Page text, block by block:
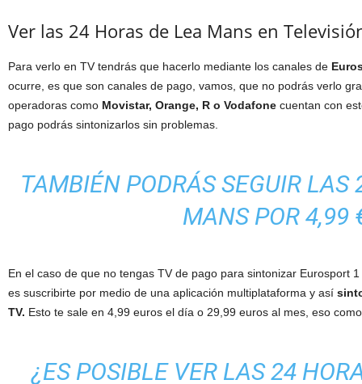
Ver las 24 Horas de Lea Mans en
Para verlo en TV tendrás que hacerlo mediante los canales de
ocurre, es que son canales de pago, vamos, que no podrás verlo
operadoras como Movistar, Orange, R o Vodafone cuentan con
pago podrás sintonizarlos sin problemas.
TAMBIÉN PODRÁS SEGUIR LAS
MANS POR 4,99
En el caso de que no tengas TV de pago para sintonizar Eurosport
es suscribirte por medio de una aplicación multiplataforma y así
TV. Esto te sale en 4,99 euros el día o 29,99 euros al mes, eso
¿ES POSIBLE VER LAS 24